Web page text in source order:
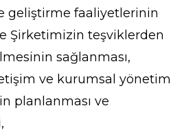
geliştirme faaliyetlerinin
Şirketimizin teşviklerden
sağlanması,
ve kurumsal yönetim
planlanması ve